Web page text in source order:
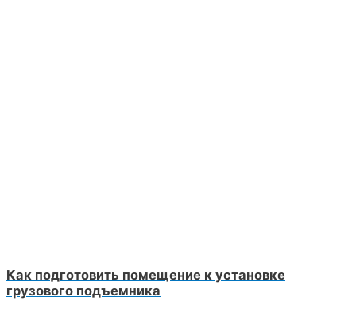
Как подготовить помещение к установке
грузового подъемника